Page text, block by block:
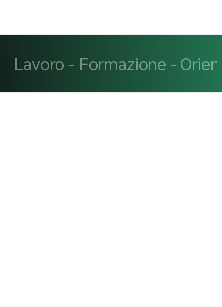
Lavoro - Formazione -